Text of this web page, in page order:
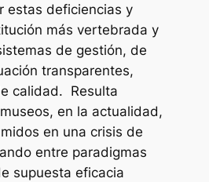
estas deficiencias y
más vertebrada y
de gestión, de
transparentes,
calidad. Resulta
en la actualidad,
en una crisis de
entre paradigmas
supuesta eficacia